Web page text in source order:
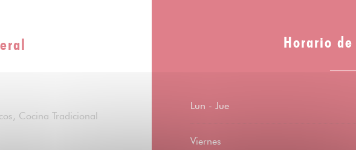
Cocina Tradicional
Horario
Lun - Jue
Viernes